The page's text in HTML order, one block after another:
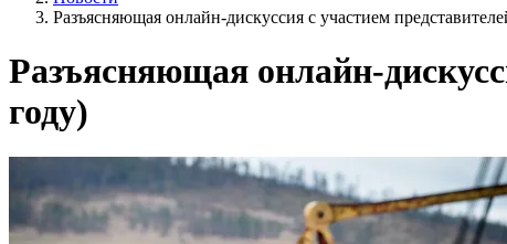
Разъясняющая онлайн-дискуссия с участием
Разъясняющая онлайн-
году)